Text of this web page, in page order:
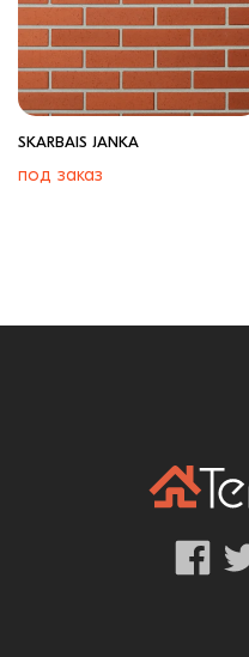
SKARBAIS JANKA
под заказ